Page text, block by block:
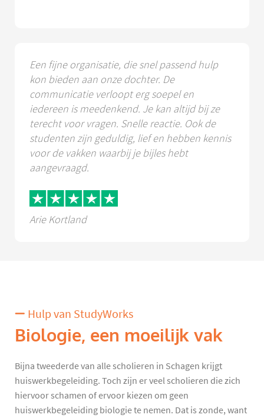
Een fijne organisatie, die snel passend hulp
kon bieden aan onze dochter. De
communicatie verloopt erg soepel en
iedereen is meedenkend. Je kan altijd bij ze
terecht voor vragen. Snelle reactie. Ook de
studenten zijn geduldig, lief en hebben kennis
voor de vakken waarbij je bijles hebt
aangevraagd.
Arie Kortland
Hulp van StudyWorks
Biologie, een moeilijk vak
Bijna tweederde van alle scholieren in Schagen krijgt
huiswerkbegeleiding. Toch zijn er veel scholieren die zich
hiervoor schamen of ervoor kiezen om geen
huiswerkbegeleiding biologie te nemen. Dat is zonde, want